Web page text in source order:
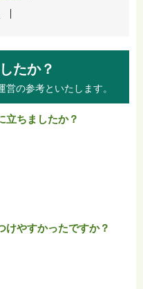
たか？
の参考といたします。
立ちましたか？
けやすかったですか？